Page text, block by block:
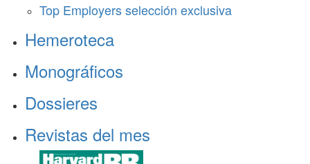
Top Employers selección exclusiva
Hemeroteca
Monográficos
Dossieres
Revistas del mes